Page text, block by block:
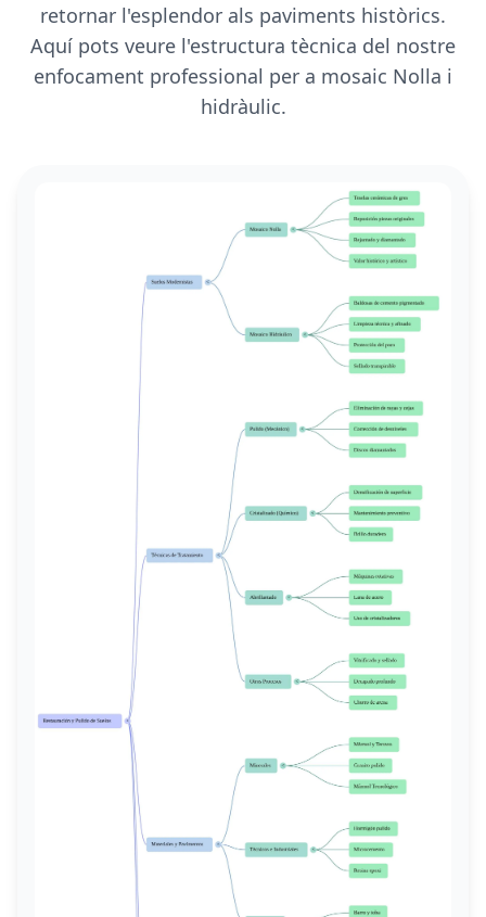
retornar l'esplendor als paviments històrics.
Aquí pots veure l'estructura tècnica del nostre
enfocament professional per a mosaic Nolla i
hidràulic.